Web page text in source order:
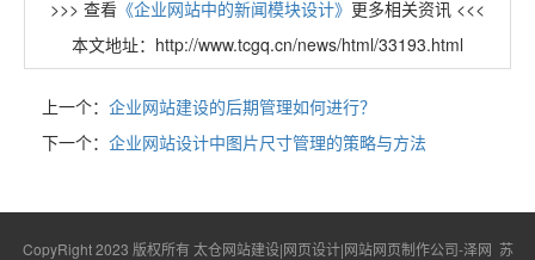
>>> 查看 《企业网站中的新闻模块设计》 更多相关资讯 <<<
本文地址：http://www.tcgq.cn/news/html/33193.html
上一个： 企业网站建设的后期管理如何进行？
下一个： 企业网站设计中图片尺寸管理的策略与方法
CopyRight 2023 版权所有 太仓网站建设|网页设计|网站网页制作公司-泽网 苏